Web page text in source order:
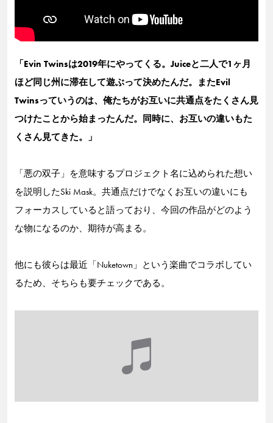
「Evin Twinsは2019年にやってくる。Juiceと二人で1ヶ月
ほど同じ州に滞在して遊ぶって決めたんだ。またEvil
Twinsっていうのは、俺たちがお互いに共通点をたくさん見
つけたことから始まったんだ。同時に、お互いの違いもた
くさん見てきた。」
「悪の双子」を意味するプロジェクト名に込められた想い
を説明したSki Mask。共通点だけでなくお互いの違いにも
フォーカスしていると語っており、今回の作品がどのよう
な物になるのか、期待が高まる。
他にも彼らは最近「Nuketown」という楽曲でコラボしてい
るため、そちらも要チェックである。